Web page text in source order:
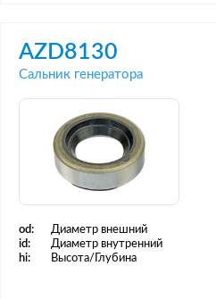
AZD8130
Сальник генератора
od: Диаметр внешний
id:
Диаметр внутренний
hi:
Высота/Глубина